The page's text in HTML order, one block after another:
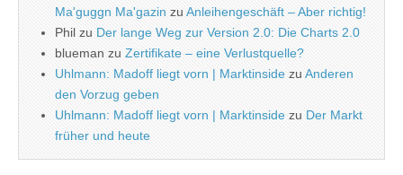
Ma'guggn Ma'gazin zu Anleihengeschäft – Aber richtig!
Phil zu Der lange Weg zur Version 2.0: Die Charts 2.0
blueman zu Zertifikate – eine Verlustquelle?
Uhlmann: Madoff liegt vorn | Marktinside zu Anderen
den Vorzug geben
Uhlmann: Madoff liegt vorn | Marktinside zu Der Markt
früher und heute